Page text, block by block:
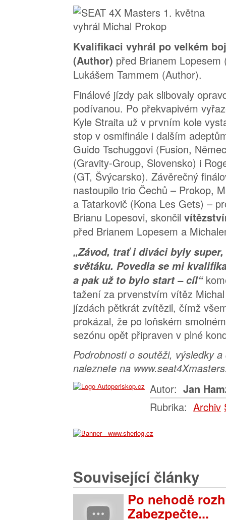
Kvalifikaci vyhrál po velkém
(Author) před Brianem
Lukášem Tammem (Author).
Finálové jízdy pak slibovaly
podívanou. Po překvapivém
Kyle Straita už v prvním kole
stop v osmifinále i dalším
Guido Tschuggovi (Fusion,
(Gravity-Group, Slovensko) i
(GT, Švýcarsko). Závěrečný
nastoupilo trio Čechů – Prokop,
a Tatarkovič (Kona Les Gets) –
Brianu Lopesovi, skončil
před Brianem Lopesem a
„Závod, trať i diváci byly
světáku. Povedla se mi
a pak už to bylo start – cíl“
tažení za prvenstvím vítěz
jízdách pětkrát zvítězil, čímž
prokázal, že po loňském
sezónu opět připraven v plné
Podrobnosti o soutěži, výsledky
naleznete na
Autor: Jan
Rubrika: Archiv
Související články
Po nehodě
Zabezpečte...